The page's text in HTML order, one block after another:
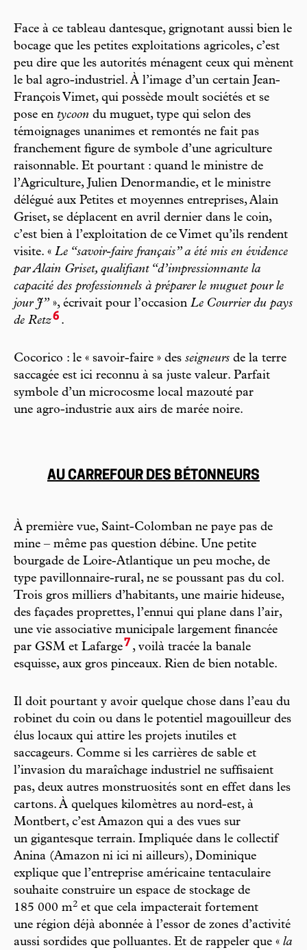
Face à ce tableau dantesque, grignotant aussi bien le
bocage que les petites exploitations agricoles, c’est
peu dire que les autorités ménagent ceux qui mènent
le bal agro-industriel. À l’image d’un certain Jean-
François Vimet, qui possède moult sociétés et se
pose en tycoon du muguet, type qui selon des
témoignages unanimes et remontés ne fait pas
franchement figure de symbole d’une agriculture
raisonnable. Et pourtant : quand le ministre de
l’Agriculture, Julien Denormandie, et le ministre
délégué aux Petites et moyennes entreprises, Alain
Griset, se déplacent en avril dernier dans le coin,
c’est bien à l’exploitation de ce Vimet qu’ils rendent
visite. « Le “savoir-faire français” a été mis en évidence
par Alain Griset, qualifiant “d’impressionnante la
capacité des professionnels à préparer le muguet pour le
jour J” », écrivait pour l’occasion Le Courrier du pays
de Retz6 .
Cocorico : le « savoir-faire » des seigneurs de la terre
saccagée est ici reconnu à sa juste valeur. Parfait
symbole d’un microcosme local mazouté par
une agro-industrie aux airs de marée noire.
AU CARREFOUR DES BÉTONNEURS
À première vue, Saint-Colomban ne paye pas de
mine – même pas question débine. Une petite
bourgade de Loire-Atlantique un peu moche, de
type pavillonnaire-rural, ne se poussant pas du col.
Trois gros milliers d’habitants, une mairie hideuse,
des façades proprettes, l’ennui qui plane dans l’air,
une vie associative municipale largement financée
par GSM et Lafarge7 , voilà tracée la banale
esquisse, aux gros pinceaux. Rien de bien notable.
Il doit pourtant y avoir quelque chose dans l’eau du
robinet du coin ou dans le potentiel magouilleur des
élus locaux qui attire les projets inutiles et
saccageurs. Comme si les carrières de sable et
l’invasion du maraîchage industriel ne suffisaient
pas, deux autres monstruosités sont en effet dans les
cartons. À quelques kilomètres au nord-est, à
Montbert, c’est Amazon qui a des vues sur
un gigantesque terrain. Impliquée dans le collectif
Anina (Amazon ni ici ni ailleurs), Dominique
explique que l’entreprise américaine tentaculaire
souhaite construire un espace de stockage de
185 000 m2 et que cela impacterait fortement
une région déjà abonnée à l’essor de zones d’activité
aussi sordides que polluantes. Et de rappeler que « la